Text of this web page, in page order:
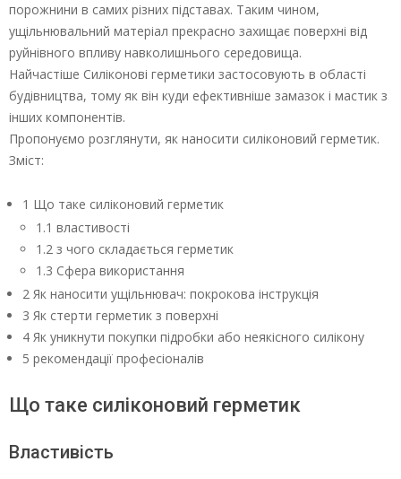
порожнини в самих різних підставах. Таким чином,
ущільнювальний матеріал прекрасно захищає поверхні від
руйнівного впливу навколишнього середовища.
Найчастіше Силіконові герметики застосовують в області
будівництва, тому як він куди ефективніше замазок і мастик з
інших компонентів.
Пропонуємо розглянути, як наносити силіконовий герметик.
Зміст:
1 Що таке силіконовий герметик
1.1 властивості
1.2 з чого складається герметик
1.3 Сфера використання
2 Як наносити ущільнювач: покрокова інструкція
3 Як стерти герметик з поверхні
4 Як уникнути покупки підробки або неякісного силікону
5 рекомендації професіоналів
Що таке силіконовий герметик
Властивість